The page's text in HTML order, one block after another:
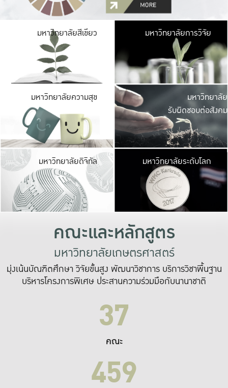
มหาวิทยาลัยสีเขียว มหาวิ
มีพื้นที่เขียวสดใส
เป็นป่าในเมือง เกษต
มหาวิทยาลัยการวิจัย
มหาวิทยาลัยความสุข มหาวิ
ค
เปิดประ
และพบเรื่องราวใ
มหาวิทยาลัย
รับผิดชอบต่อสังคม
มหาวิทยาลัยดิจิทัล มหาวิ
เปลี่ยนแปลง แล
เพื่อทำง
ระบบสารสนเทศ
มหาวิทยาลัยระดับโลก
คณะและหลักสูตร
มหาวิทยาลัยเกษตรศาสตร์
มุ่งเน้นบัณฑิตศึกษา วิจัยขั้นสูง พัฒนาวิชาการ บริการวิชาพื้นฐาน
บริหารโครงการพิเศษ ประสานความร่วมมือกับนานาชาติ
37
คณะ
459